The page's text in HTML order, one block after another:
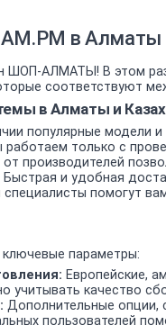
в Алматы
ШОП-АЛМАТЫ! В этом
соответствуют
в Алматы и
популярные модели и
работаем только с
производителей
Быстрая и удобная
помогут
ключевые параметры:
Европейские,
учитывать качество
Дополнительные опции,
пользователей